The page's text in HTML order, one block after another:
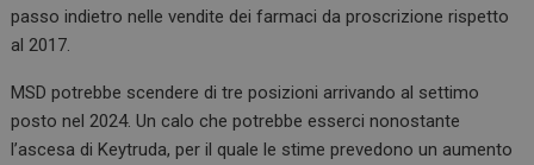
passo indietro nelle vendite dei farmaci da proscrizione rispetto
al 2017.
MSD potrebbe scendere di tre posizioni arrivando al settimo
posto nel 2024. Un calo che potrebbe esserci nonostante
l’ascesa di Keytruda, per il quale le stime prevedono un aumento